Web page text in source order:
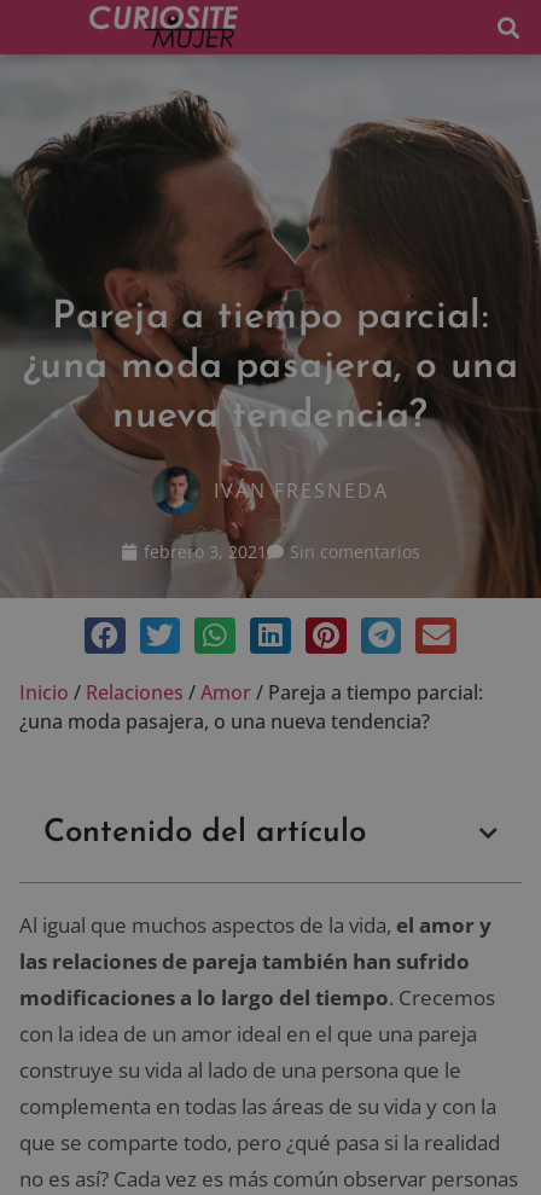
Pareja a tiempo parcial:
¿una moda pasajera, o una
nueva tendencia?
IVÁN FRESNEDA
febrero 3, 2021 Sin comentarios
Inicio / Relaciones /Amor/ Pareja a tiempo parcial:
¿una moda pasajera, o una nueva tendencia?
Contenido del artículo
Al igual que muchos aspectos de la vida, el amor y
las relaciones de pareja también han sufrido
modificaciones a lo largo del tiempo. Crecemos
con la idea de un amor ideal en el que una pareja
construye su vida al lado de una persona que le
complementa en todas las áreas de su vida y con la
que se comparte todo, pero ¿qué pasa si la realidad
no es así? Cada vez es más común observar personas